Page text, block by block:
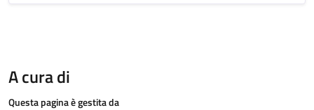
A cura di
Questa pagina è gestita da